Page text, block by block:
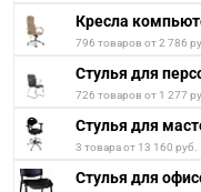
Кресла
796 товаров от 2 786
Стулья для
726 товаров от 1 277
Стулья для
3 товара от 13 160 руб.
Стулья для